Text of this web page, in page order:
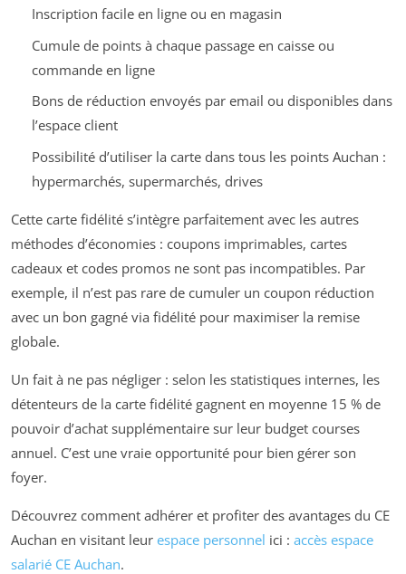
Inscription facile en ligne ou en magasin
Cumule de points à chaque passage en caisse ou
commande en ligne
Bons de réduction envoyés par email ou disponibles dans
l’espace client
Possibilité d’utiliser la carte dans tous les points Auchan :
hypermarchés, supermarchés, drives
Cette carte fidélité s’intègre parfaitement avec les autres
méthodes d’économies : coupons imprimables, cartes
cadeaux et codes promos ne sont pas incompatibles. Par
exemple, il n’est pas rare de cumuler un coupon réduction
avec un bon gagné via fidélité pour maximiser la remise
globale.
Un fait à ne pas négliger : selon les statistiques internes, les
détenteurs de la carte fidélité gagnent en moyenne 15 % de
pouvoir d’achat supplémentaire sur leur budget courses
annuel. C’est une vraie opportunité pour bien gérer son
foyer.
Découvrez comment adhérer et profiter des avantages du CE
Auchan en visitant leur espace personnel ici : accès espace
salarié CE Auchan.